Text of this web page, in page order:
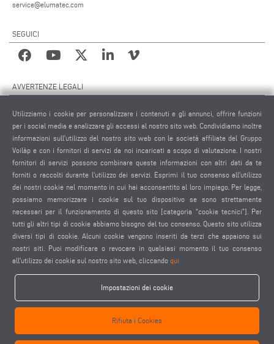
service@elumatec.com
SEGUICI
AVVERTENZE LEGALI
MATERIALE GRAFICO
PROTEZIONE DEI DATI
PROTEZIONE DEI DATI INTERNAZIONALE
CONTRATTO DI MANUTENZIONE REMOTA
IMPOSTAZIONE COOKIES
CODICE DI CONDOTTA DEI FORNITORI
elumatec AG - Pinacher Straße 61 - 75417 Mühlacker - Germania - Telefono
+49 7041-14 0-mail@elumatec.com
elumatec AG infocenter - Lugwaldstraße 20 - 75417 Mühlacker - Germania
Utilizziamo i cookie per personalizzare i contenuti e gli annunci, offrire funzioni
per i social media e analizzare gli accessi al nostro sito web. Condividiamo inoltre
informazioni sull'utilizzo del nostro sito web con le società affiliate del Gruppo
Voilàp e con i fornitori di servizi da noi incaricati a scopo di valutazione. I nostri
fornitori di servizi possono combinare queste informazioni con altri dati da te
forniti o raccolti durante l'utilizzo dei servizi. Esprimi il tuo consenso all'utilizzo
dei nostri cookie nel momento in cui hai acconsentito al loro impiego. Per legge,
possiamo memorizzare i cookie sul tuo dispositivo se sono strettamente
necessari per il funzionamento di questo sito [categoria “cookie tecnici”]. Per
tutti gli altri tipi di cookie abbiamo bisogno del tuo consenso. Questo sito utilizza
diversi tipi di cookie. Alcuni cookie vengono inseriti da terzi che appaiono sui
nostri siti. Puoi modificare o revocare in qualsiasi momento il tuo consenso
all'utilizzo dei cookie sul nostro sito web, cliccando qui
Impostazioni dei cookie
Rifiuta i Cookies